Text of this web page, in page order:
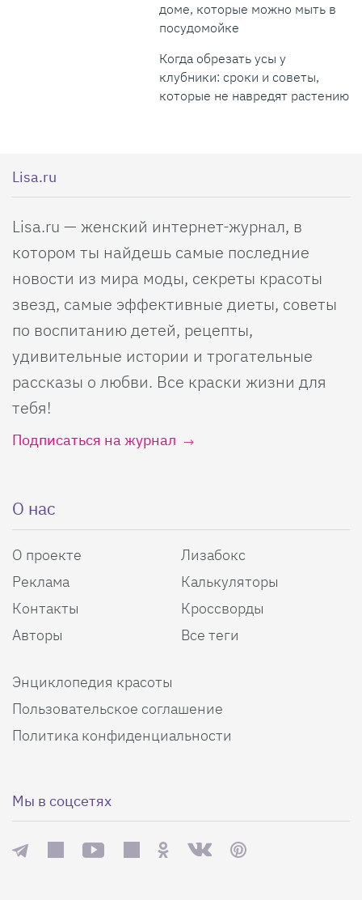
доме, которые можно мыть в
посудомойке
Когда обрезать усы у
клубники: сроки и советы,
которые не навредят растению
Lisa.ru
Lisa.ru — женский интернет-журнал, в
котором ты найдешь самые последние
новости из мира моды, секреты красоты
звезд, самые эффективные диеты, советы
по воспитанию детей, рецепты,
удивительные истории и трогательные
рассказы о любви. Все краски жизни для
тебя!
Подписаться на журнал
О нас
О проекте
Реклама
Контакты
Авторы
Лизабокс
Калькуляторы
Кроссворды
Все теги
Энциклопедия красоты
Пользовательское соглашение
Политика конфиденциальности
Мы в соцсетях